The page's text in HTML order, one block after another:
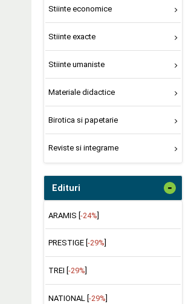
Stiinte economice
Stiinte exacte
Stiinte umaniste
Materiale didactice
Birotica si papetarie
Reviste si integrame
Edituri -
ARAMIS [-24%]
PRESTIGE [ -29%
TREI [ -29%
NATIONAL [ -29%